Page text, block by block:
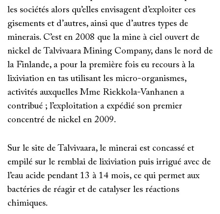
les sociétés alors qu’elles envisagent d’exploiter ces
gisements et d’autres, ainsi que d’autres types de
minerais. C’est en 2008 que la mine à ciel ouvert de
nickel de Talvivaara Mining Company, dans le nord de
la Finlande, a pour la première fois eu recours à la
lixiviation en tas utilisant les micro-organismes,
activités auxquelles Mme Riekkola-Vanhanen a
contribué ; l’exploitation a expédié son premier
concentré de nickel en 2009.
Sur le site de Talvivaara, le minerai est concassé et
empilé sur le remblai de lixiviation puis irrigué avec de
l’eau acide pendant 13 à 14 mois, ce qui permet aux
bactéries de réagir et de catalyser les réactions
chimiques.